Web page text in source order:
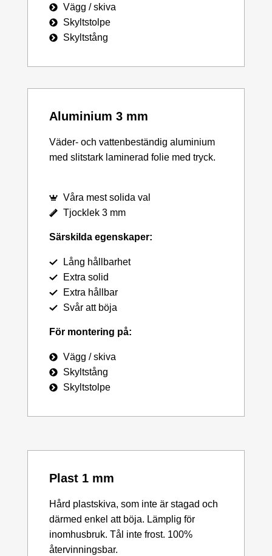
Vägg / skiva
Skyltstolpe
Skyltstång
Aluminium 3 mm
Väder- och vattenbeständig aluminium
med slitstark laminerad folie med tryck.
Våra mest solida val
Tjocklek 3 mm
Särskilda egenskaper:
Lång hållbarhet
Extra solid
Extra hållbar
Svår att böja
För montering på:
Vägg / skiva
Skyltstång
Skyltstolpe
Plast 1 mm
Hård plastskiva, som inte är stagad och
därmed enkel att böja. Lämplig för
inomhusbruk. Tål inte frost. 100%
återvinningsbar.